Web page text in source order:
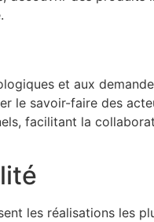
et aux
le savoir-faire des
facilitant la
les réalisations les